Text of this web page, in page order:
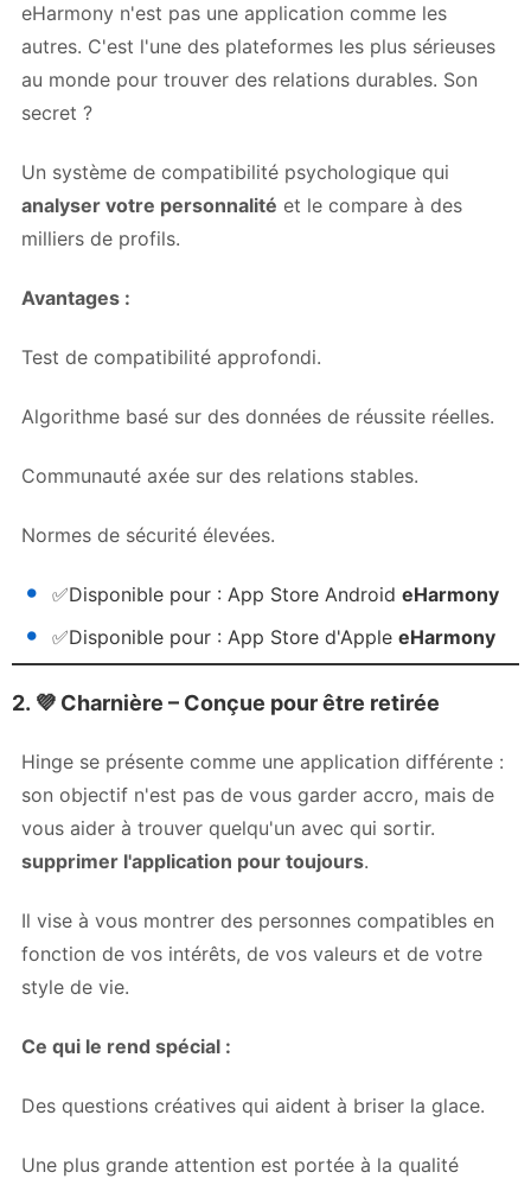
eHarmony n'est pas une application comme les
autres. C'est l'une des plateformes les plus sérieuses
au monde pour trouver des relations durables. Son
secret ?
Un système de compatibilité psychologique qui
analyser votre personnalité et le compare à des
milliers de profils.
Avantages :
Test de compatibilité approfondi.
Algorithme basé sur des données de réussite réelles.
Communauté axée sur des relations stables.
Normes de sécurité élevées.
✅Disponible pour : App Store Android eHarmony
✅Disponible pour : App Store d'Apple eHarmony
2. 💜 Charnière – Conçue pour être retirée
Hinge se présente comme une application différente :
son objectif n'est pas de vous garder accro, mais de
vous aider à trouver quelqu'un avec qui sortir.
supprimer l'application pour toujours.
Il vise à vous montrer des personnes compatibles en
fonction de vos intérêts, de vos valeurs et de votre
style de vie.
Ce qui le rend spécial :
Des questions créatives qui aident à briser la glace.
Une plus grande attention est portée à la qualité